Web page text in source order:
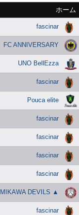
ホーム
fascinar
FC ANNIVERSARY
UNO BellEzza
fascinar
Pouca elite
fascinar
fascinar
fascinar
fascinar
MIKAWA DEVILS ▲
fascinar